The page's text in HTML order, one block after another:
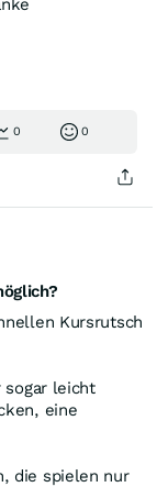
0 0
Kursrutsch
sogar leicht
eine
die spielen nur